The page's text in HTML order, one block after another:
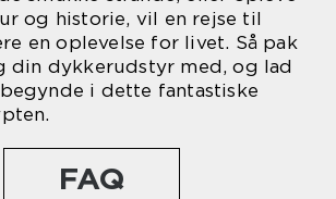
og historie, vil en rejse til
en oplevelse for livet. Så pak
din dykkerudstyr med, og lad
i dette fantastiske
FAQ